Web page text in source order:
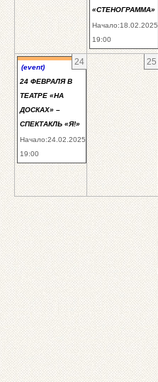
«СТЕНОГРАММА»
Начало:18.02.2025
19:00
24
(event)
24 ФЕВРАЛЯ В
ТЕАТРЕ «НА
ДОСКАХ» –
СПЕКТАКЛЬ «Я!»
Начало:24.02.2025
19:00
25